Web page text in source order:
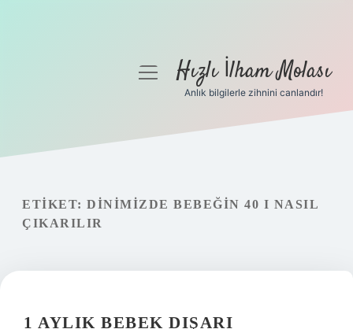
Gizlilik Politikası
Hakkımızda
menüyüHızlı İlham Molası
Anlık bilgilerle zihnini canlandır!
ETIKET: DINIMIZDE BEBEĞIN 40 I NASIL
ÇIKARILIR
1 AYLIK BEBEK DIŞARI